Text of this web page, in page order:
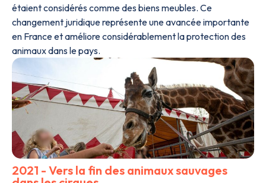
étaient considérés comme des biens meubles. Ce
changement juridique représente une avancée importante
en France et améliore considérablement la protection des
animaux dans le pays.
2021 - Vers la fin des animaux sauvages